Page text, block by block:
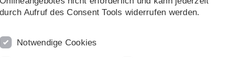
besser zu vernetzen und Synergien nutzen zu können,
zu finden. Einige der Good Practice Beispiele
durch Aufruf des Consent Tools widerrufen werden.
Notwendige Cookies